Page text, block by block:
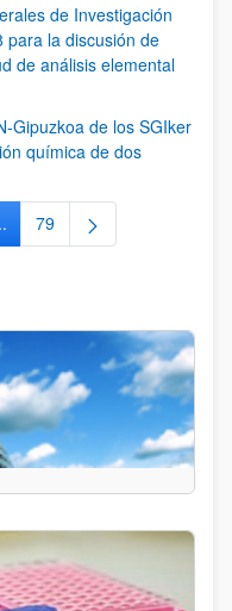
de Investigación
para la discusión de
de análisis elemental
Gipuzkoa de los SGIker
química de dos
Páginas intermedias Use TAB
Página
79